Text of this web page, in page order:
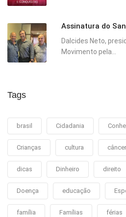
Assinatura do
Dalcides Neto,
Movimento pela...
Tags
brasil Cidadania
Crianças cultura câncer
dicas Dinheiro direito
Doença educação
família Famílias férias